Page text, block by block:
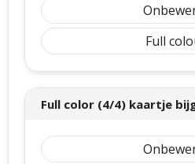
ons op.
Full
Full color (4/4) kaartje